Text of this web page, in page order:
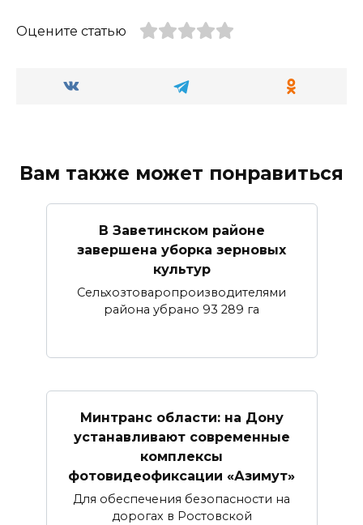
Оцените статью
Вам также может понравиться
В Заветинском районе
завершена уборка зерновых
культур
Сельхозтоваропроизводителями
района убрано 93 289 га
Минтранс области: на Дону
устанавливают современные
комплексы
фотовидеофиксации «Азимут»
Для обеспечения безопасности на
дорогах в Ростовской